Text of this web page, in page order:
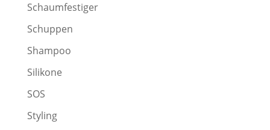
Schaumfestiger
Schuppen
Shampoo
Silikone
SOS
Styling